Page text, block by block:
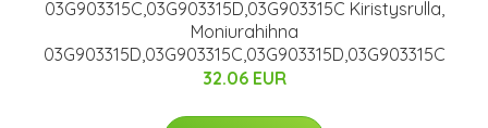
03G903315C,03G903315D,03G903315C Kiristysrulla,
Moniurahihna
03G903315D,03G903315C,03G903315D,03G903315C
32.06 EUR